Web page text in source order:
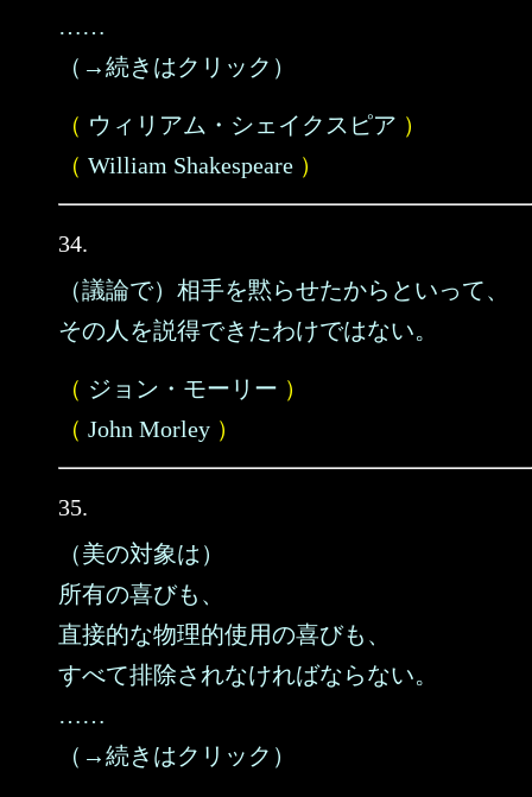
……
（→続きはクリック）
（ ウィリアム・シェイクスピア ）
（ William Shakespeare ）
34.
（議論で）相手を黙らせたからといって、
その人を説得できたわけではない。
（ ジョン・モーリー ）
（ John Morley ）
35.
（美の対象は）
所有の喜びも、
直接的な物理的使用の喜びも、
すべて排除されなければならない。
……
（→続きはクリック）